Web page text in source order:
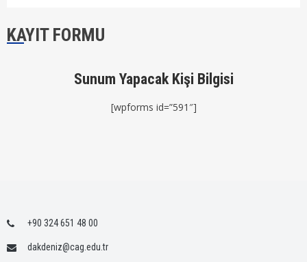
KAYIT FORMU
Sunum Yapacak Kişi Bilgisi
[wpforms id=”591″]
+90 324 651 48 00
dakdeniz@cag.edu.tr